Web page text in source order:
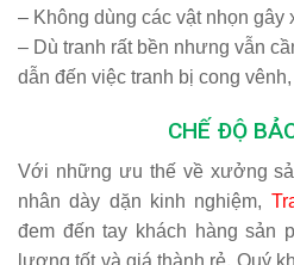
– Không dùng các vật nhọn gây
– Dù tranh rất bền nhưng vẫn
dẫn đến việc tranh bị cong
CHẾ ĐỘ
Với những ưu thế về xưởng
nhân dày dặn kinh nghiệm,
đem đến tay khách hàng sản